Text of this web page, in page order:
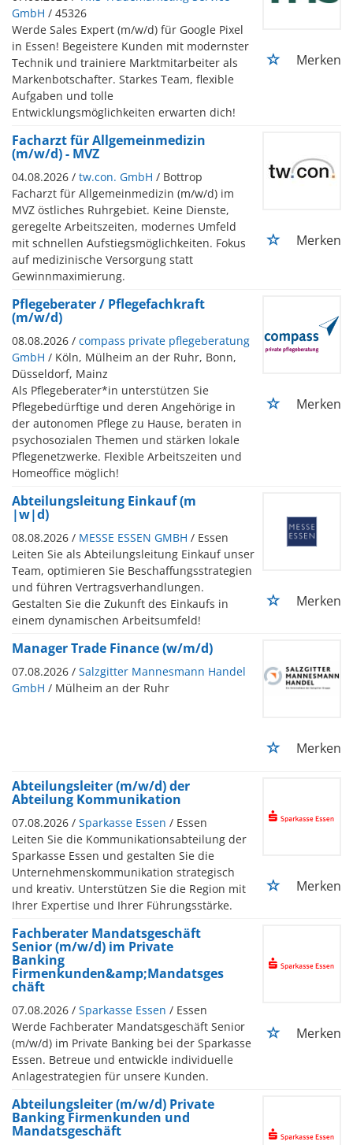
GmbH / 45326
Werde Sales Expert (m/w/d) für Google Pixel
in Essen! Begeistere Kunden mit modernster
Technik und trainiere Marktmitarbeiter als
Markenbotschafter. Starkes Team, flexible
Aufgaben und tolle
Entwicklungsmöglichkeiten erwarten dich!
Merken
Facharzt für Allgemeinmedizin
(m/w/d) - MVZ
04.08.2026 / tw.con. GmbH / Bottrop
Facharzt für Allgemeinmedizin (m/w/d) im
MVZ östliches Ruhrgebiet. Keine Dienste,
geregelte Arbeitszeiten, modernes Umfeld
mit schnellen Aufstiegsmöglichkeiten. Fokus
auf medizinische Versorgung statt
Gewinnmaximierung.
Merken
Pflegeberater / Pflegefachkraft
(m/w/d)
08.08.2026 / compass private pflegeberatung
GmbH / Köln, Mülheim an der Ruhr, Bonn,
Düsseldorf, Mainz
Als Pflegeberater*in unterstützen Sie
Pflegebedürftige und deren Angehörige in
der autonomen Pflege zu Hause, beraten in
psychosozialen Themen und stärken lokale
Pflegenetzwerke. Flexible Arbeitszeiten und
Homeoffice möglich!
Merken
Abteilungsleitung Einkauf (m
|w|d)
08.08.2026 / MESSE ESSEN GMBH / Essen
Leiten Sie als Abteilungsleitung Einkauf unser
Team, optimieren Sie Beschaffungsstrategien
und führen Vertragsverhandlungen.
Gestalten Sie die Zukunft des Einkaufs in
einem dynamischen Arbeitsumfeld!
Merken
Manager Trade Finance (w/m/d)
07.08.2026 / Salzgitter Mannesmann Handel
GmbH / Mülheim an der Ruhr
Merken
Abteilungsleiter (m/w/d) der
Abteilung Kommunikation
07.08.2026 / Sparkasse Essen / Essen
Leiten Sie die Kommunikationsabteilung der
Sparkasse Essen und gestalten Sie die
Unternehmenskommunikation strategisch
und kreativ. Unterstützen Sie die Region mit
Ihrer Expertise und Ihrer Führungsstärke.
Merken
Fachberater Mandatsgeschäft
Senior (m/w/d) im Private
Banking
Firmenkunden&amp;Mandatsges
chäft
07.08.2026 / Sparkasse Essen / Essen
Werde Fachberater Mandatsgeschäft Senior
(m/w/d) im Private Banking bei der Sparkasse
Essen. Betreue und entwickle individuelle
Anlagestrategien für unsere Kunden.
Merken
Abteilungsleiter (m/w/d) Private
Banking Firmenkunden und
Mandatsgeschäft